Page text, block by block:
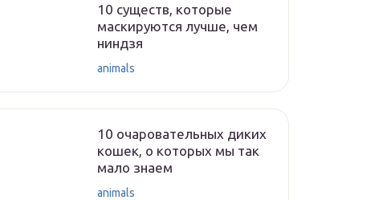
10 существ, которые
маскируются лучше, чем
ниндзя
animals
10 очаровательных диких
кошек, о которых мы так
мало знаем
animals